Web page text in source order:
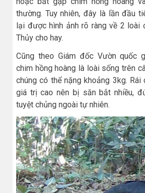
thường. Tuy nhiên, đây là lần đầu
lại được hình ảnh rõ ràng về 2 loài
Thủy cho hay.
Cũng theo Giám đốc Vườn quốc
chim hồng hoàng là loài sống trên
chúng có thể nặng khoảng 3kg.
giá trị cao nên bị săn bắt nhiều,
tuyệt chủng ngoài tự nhiên.